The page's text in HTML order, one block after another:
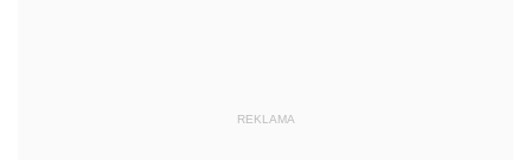
REKLAMA